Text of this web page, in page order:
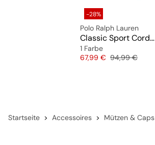
-28%
Polo Ralph Lauren
Classic Sport Corduroy Cap
1 Farbe
Preis
67,99 € Originalpreis
94,99 €
Startseite Accessoires Mützen & Caps